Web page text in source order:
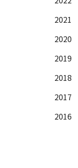
2021
2020
2019
2018
2017
2016